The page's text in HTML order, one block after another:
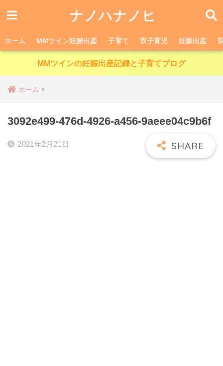
ナノハナノヒ
ホーム MMツイン妊娠出産 子育て 双子育児 妊娠出産
MMツインの妊娠出産記録と子育てブログ
ホーム
3092e499-476d-4926-a456-9aeee04c9b6f
2021年2月21日